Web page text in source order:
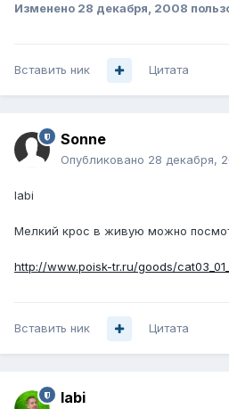
Изменено 28 декабря, 2008
Вставить ник Цитата
Sonne
Опубликовано 28 декабря,
labi
Мелкий крос в живую можно
http://www.poisk-tr.ru/goods/
Вставить ник Цитата
labi